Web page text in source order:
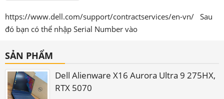
https://www.dell.com/support/contractservices/en-vn/ Sau
đó bạn có thể nhập Serial Number vào
SẢN PHẨM
Dell Alienware X16 Aurora Ultra 9 275HX,
RTX 5070